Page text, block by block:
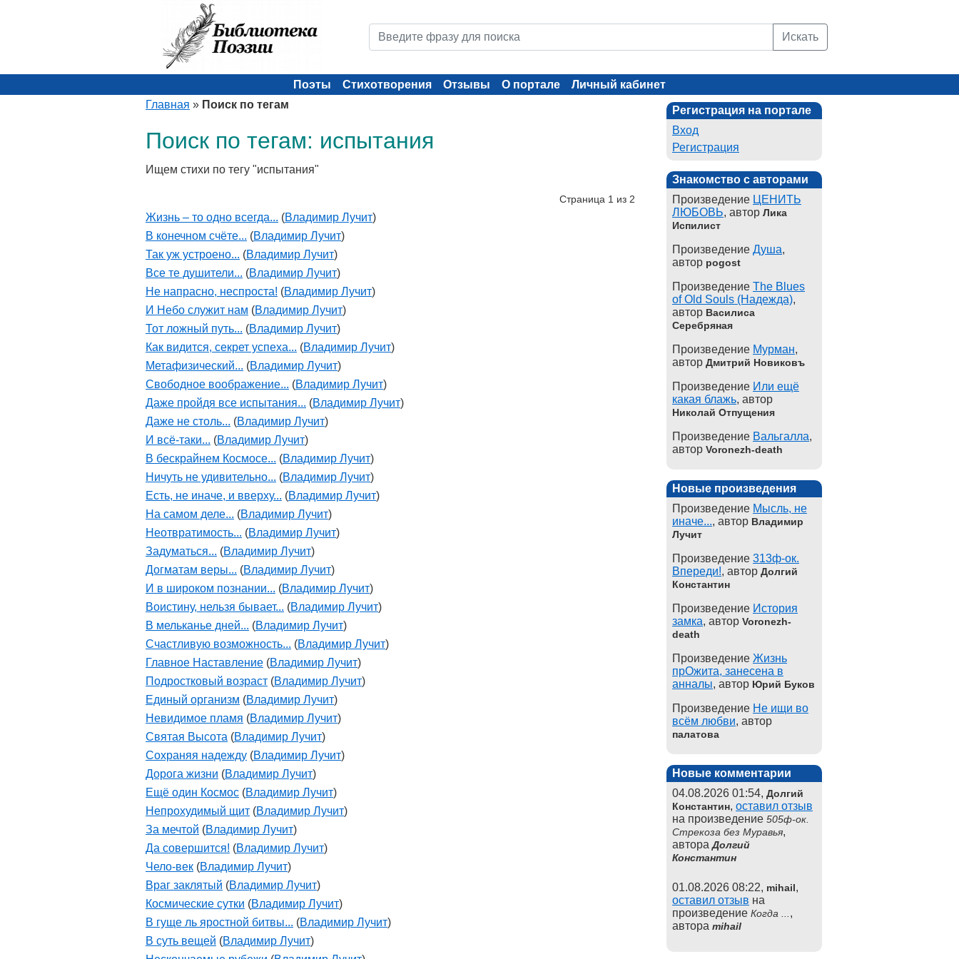
Искать
Поэты Стихотворения Отзывы О портале
Личный кабинет
Главная » Поиск по тегам
Поиск по тегам: испытания
Ищем стихи по тегу "испытания"
Страница 1 из 2
Жизнь – то одно всегда... (Владимир Лучит)
В конечном счёте... (Владимир Лучит)
Так уж устроено... (Владимир Лучит)
Все те душители... (Владимир Лучит)
Не напрасно, неспроста! (Владимир Лучит)
И Небо служит нам (Владимир Лучит)
Тот ложный путь... (Владимир Лучит)
Как видится, секрет успеха... (Владимир Лучит)
Метафизический... (Владимир Лучит)
Свободное воображение... (Владимир Лучит)
Даже пройдя все испытания... (Владимир Лучит)
Даже не столь... (Владимир Лучит)
И всё-таки... (Владимир Лучит)
В бескрайнем Космосе... (Владимир Лучит)
Ничуть не удивительно... (Владимир Лучит)
Есть, не иначе, и вверху... (Владимир Лучит)
На самом деле... (Владимир Лучит)
Неотвратимость... (Владимир Лучит)
Задуматься... (Владимир Лучит)
Догматам веры... (Владимир Лучит)
И в широком познании... (Владимир Лучит)
Воистину, нельзя бывает... (Владимир Лучит)
В мельканье дней... (Владимир Лучит)
Счастливую возможность... (Владимир Лучит)
Главное Наставление (Владимир Лучит)
Подростковый возраст (Владимир Лучит)
Единый организм (Владимир Лучит)
Невидимое пламя (Владимир Лучит)
Святая Высота (Владимир Лучит)
Сохраняя надежду (Владимир Лучит)
Дорога жизни (Владимир Лучит)
Ещё один Космос (Владимир Лучит)
Непрохудимый щит (Владимир Лучит)
За мечтой (Владимир Лучит)
Да совершится! (Владимир Лучит)
Чело-век (Владимир Лучит)
Враг заклятый (Владимир Лучит)
Космические сутки (Владимир Лучит)
В гуще ль яростной битвы... (Владимир Лучит)
В суть вещей (Владимир Лучит)
Регистрация на портале
Вход
Регистрация
Знакомство с авторами
Произведение ЦЕНИТЬ
ЛЮБОВЬ, автор Лика
Испилист
Произведение Душа,
автор pogost
Произведение The Blues
of Old Souls (Надежда),
автор Василиса
Серебряная
Произведение Мурман,
автор Дмитрий Новиковъ
Произведение Или ещё
какая блажь, автор
Николай Отпущения
Произведение Вальгалла,
автор Voronezh-death
Новые произведения
Произведение Мысль, не
иначе..., автор Владимир
Лучит
Произведение 313ф-ок.
Впереди!, автор Долгий
Константин
Произведение История
замка, автор Voronezh-
death
Произведение Жизнь
прОжита, занесена в
анналы, автор Юрий Буков
Произведение Не ищи во
всём любви, автор
палатова
Новые комментарии
04.08.2026 01:54, Долгий
Константин, оставил отзыв
на произведение 505ф-ок.
Стрекоза без Муравья,
автораДолгий
Константин
01.08.2026 08:22, mihail,
оставил отзыв на
произведение Когда ... ,
автора mihail